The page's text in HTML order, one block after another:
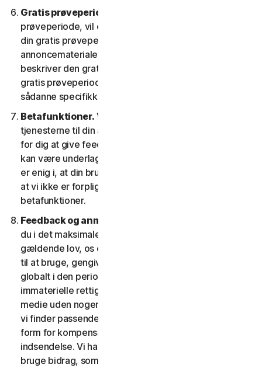
Gratis prøveperioder.
prøveperiode, vil de specifikke vilkår, der gælder for
din gratis prøveperiode, blive angivet ved tilmelding, i
annoncematerialet og/eller dokumentationen, der
beskriver den gratis prøveperiode. Din brug af den
gratis prøveperiode afhænger af, at du efterlever
sådanne specifikke betingelser.
Betafunktioner. Vi kan inkludere betafunktioner i
tjenesterne til din anvendelse, hvilket gør det muligt
for dig at give feedback. Din brug af betafunktioner
kan være underlagt betaling af gebyrer. Du forstår og
er enig i, at din brug af betafunktionerne er frivillig, og
at vi ikke er forpligtet til at give dig nogen
betafunktioner.
Feedback og anmeldelser.
du i det maksimale omfang, der er tilladt i henhold til
gældende lov, os og vores datterselskaber tilladelse
til at bruge, gengive, kopiere og oversætte dit indlæg
globalt i den periode, indlæggene er beskyttet af
immaterielle rettigheder, i enhver form og på ethvert
medie uden nogen begrænsning på nogen måde, som
vi finder passende. Der vil ikke blive udbetalt nogen
form for kompensation i forbindelse med brug af din
indsendelse. Vi har ingen forpligtelse til at sende og
bruge bidrag, som du måtte indsende, og vi kan frit til